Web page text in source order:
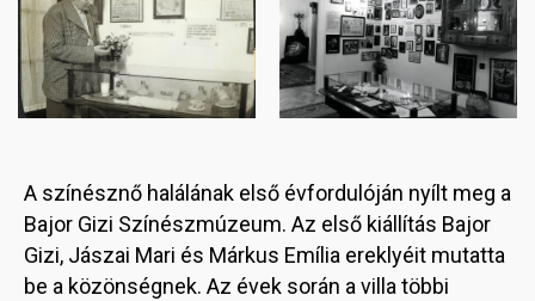
A színésznő halálának első évfordulóján nyílt meg a
Bajor Gizi Színészmúzeum. Az első kiállítás Bajor
Gizi, Jászai Mari és Márkus Emília ereklyéit mutatta
be a közönségnek. Az évek során a villa többi